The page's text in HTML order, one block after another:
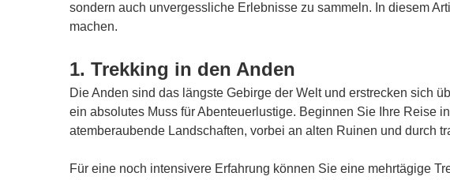
sondern auch unvergessliche Erlebnisse zu sammeln. In diesem
machen.
1. Trekking in den Anden
Die Anden sind das längste Gebirge der Welt und erstrecken sich
ein absolutes Muss für Abenteuerlustige. Beginnen Sie Ihre Reise
atemberaubende Landschaften, vorbei an alten Ruinen und durch
Für eine noch intensivere Erfahrung können Sie eine mehrtägige